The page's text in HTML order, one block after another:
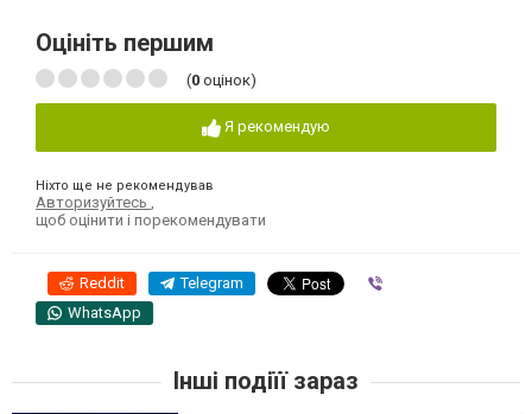
Оцініть першим
(0 оцінок)
Я рекомендую
Ніхто ще не рекомендував
Авторизуйтесь
щоб оцінити і порекомендувати
Reddit Telegram
WhatsApp
Інші подіїї зараз